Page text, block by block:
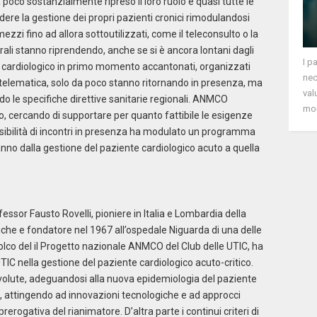
la gestione dei propri pazienti cronici rimodulandosi
fino ad allora sottoutilizzati, come il teleconsulto o la
stanno riprendendo, anche se si è ancora lontani dagli
in primo momento accantonati, organizzati
solo da poco stanno ritornando in presenza, ma
le specifiche direttive sanitarie regionali. ANMCO
cercando di supportare per quanto fattibile le esigenze
di incontri in presenza ha modulato un programma
dalla gestione del paziente cardiologico acuto a quella
Fausto Rovelli, pioniere in Italia e Lombardia della
e fondatore nel 1967 all’ospedale Niguarda di una delle
del il Progetto nazionale ANMCO del Club delle UTIC, ha
nella gestione del paziente cardiologico acuto-critico.
adeguandosi alla nuova epidemiologia del paziente
ad innovazioni tecnologiche e ad approcci
del rianimatore. D’altra parte i continui criteri di
I